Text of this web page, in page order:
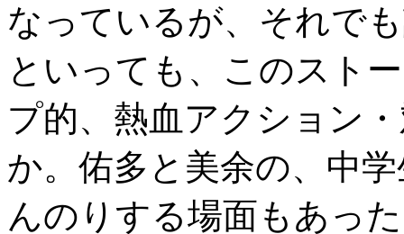
なっているが、それで
といっても、このスト
プ的、熱血アクション
か。佑多と美余の、中
んのりする場面もあっ